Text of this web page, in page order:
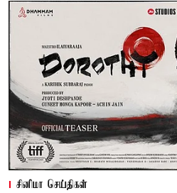
சினிமா செய்திகள்